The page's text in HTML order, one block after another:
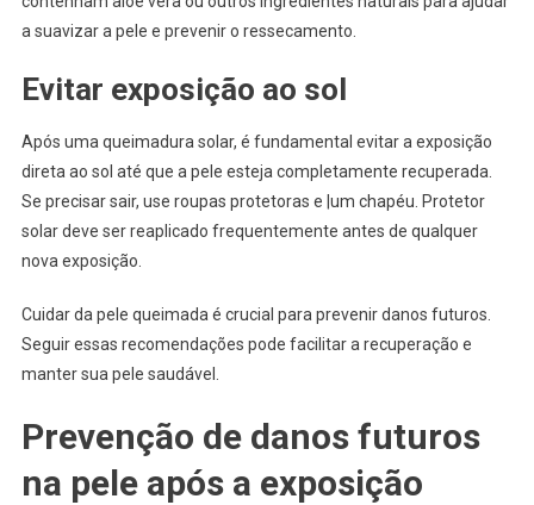
a suavizar a pele e prevenir o ressecamento.
Evitar exposição ao sol
Após uma queimadura solar, é fundamental evitar a exposição
direta ao sol até que a pele esteja completamente recuperada.
Se precisar sair, use roupas protetoras e |um chapéu. Protetor
solar deve ser reaplicado frequentemente antes de qualquer
nova exposição.
Cuidar da pele queimada é crucial para prevenir danos futuros.
Seguir essas recomendações pode facilitar a recuperação e
manter sua pele saudável.
Prevenção de danos futuros
na pele após a exposição